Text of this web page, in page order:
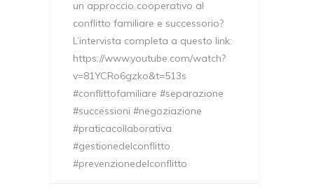
un approccio cooperativo al
conflitto familiare e successorio?
L’intervista completa a questo link:
https://www.youtube.com/watch?
v=81YCRo6gzko&t=513s
#conflittofamiliare #separazione
#successioni #negoziazione
#praticacollaborativa
#gestionedelconflitto
#prevenzionedelconflitto